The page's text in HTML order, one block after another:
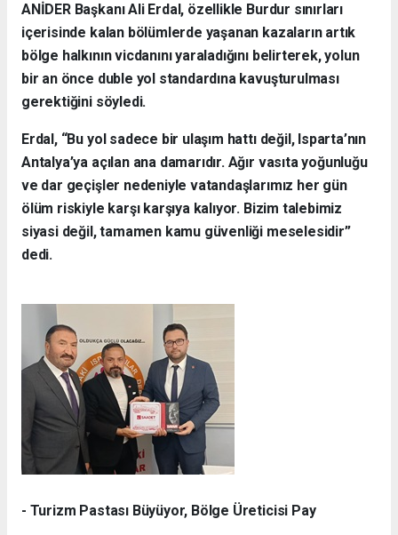
ANİDER Başkanı Ali Erdal, özellikle Burdur sınırları
içerisinde kalan bölümlerde yaşanan kazaların artık
bölge halkının vicdanını yaraladığını belirterek, yolun
bir an önce duble yol standardına kavuşturulması
gerektiğini söyledi.
Erdal, “Bu yol sadece bir ulaşım hattı değil, Isparta’nın
Antalya’ya açılan ana damarıdır. Ağır vasıta yoğunluğu
ve dar geçişler nedeniyle vatandaşlarımız her gün
ölüm riskiyle karşı karşıya kalıyor. Bizim talebimiz
siyasi değil, tamamen kamu güvenliği meselesidir”
dedi.
- Turizm Pastası Büyüyor, Bölge Üreticisi Pay